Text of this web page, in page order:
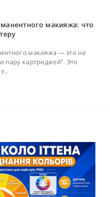
макияжа: что
макияжа — это не
пару картриджей”. Это